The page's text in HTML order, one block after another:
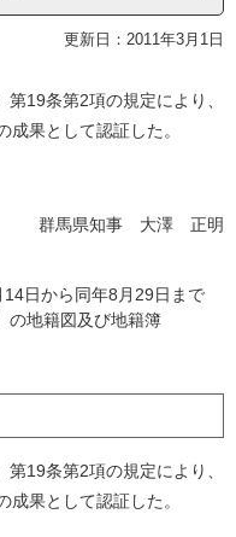
更新日：2011年3月1日
19条第2項の規定により、
果として認証した。
群馬県知事 大澤 正明
日から同年8月29日まで
地籍図及び地籍簿
19条第2項の規定により、
果として認証した。